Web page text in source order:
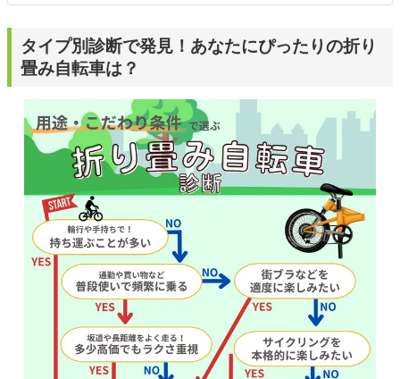
タイプ別診断で発見！あなたにぴったりの折り
畳み自転車は？